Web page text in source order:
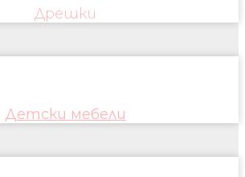
Дрешки
Детски мебели